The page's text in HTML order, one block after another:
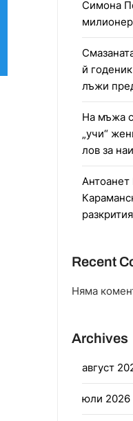
Симона
й
лъжи
На мъжа
„учи“
лов за
Антоанет
Recent
Няма
Archives
август
юли 2026